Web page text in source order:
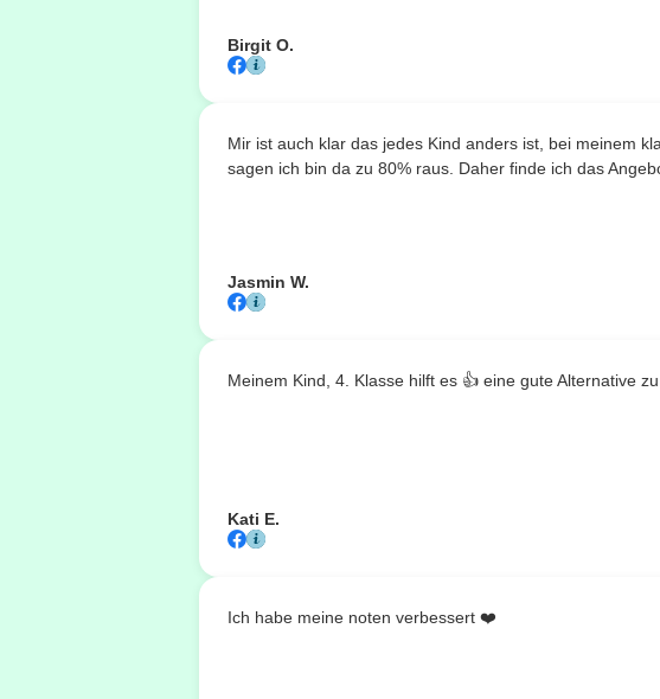
Birgit O.
Mir ist auch klar das jedes Kind anders ist, bei meinem
sagen ich bin da zu 80% raus. Daher finde ich das
Jasmin W.
Meinem Kind, 4. Klasse hilft es 👍 eine gute Alternative
Kati E.
Ich habe meine noten verbessert ❤️